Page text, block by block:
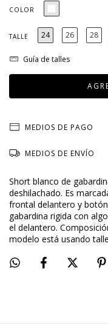
COLOR
TALLE 24 26 28
Guía de talles
MEDIOS DE PAGO
MEDIOS DE ENVÍO
Short blanco de
deshilachado. Es
frontal delantero y
gabardina rigida con
el delantero.
modelo está usando